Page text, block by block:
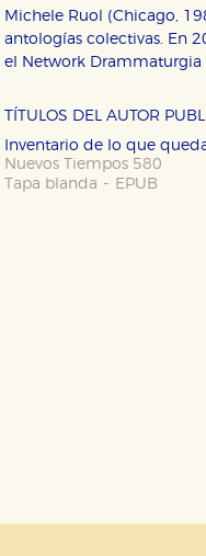
Michele Ruol (Chicago,
antologías colectivas. En
el Network Drammaturgia
TÍTULOS DEL AUTOR
Inventario de lo que
Nuevos Tiempos 580
Tapa blanda - EPUB